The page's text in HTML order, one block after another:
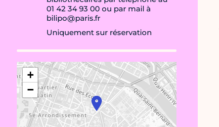
01 42 34 93 00 ou par mail à
bilipo@paris.fr
Uniquement sur réservation
+
−